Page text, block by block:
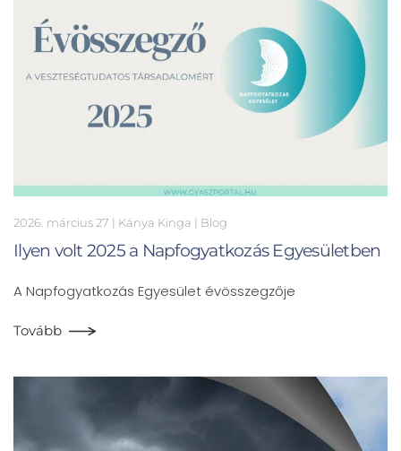
2026. március 27 | Kánya Kinga | Blog
Ilyen volt 2025 a Napfogyatkozás Egyesületben
A Napfogyatkozás Egyesület évösszegzője
Tovább